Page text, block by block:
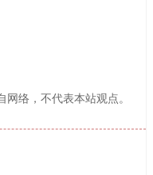
络，不代表本站观点。